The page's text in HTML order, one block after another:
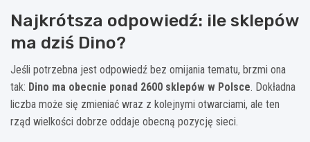
Najkrótsza odpowiedź: ile sklepów
ma dziś Dino?
Jeśli potrzebna jest odpowiedź bez omijania tematu, brzmi ona
tak: Dino ma obecnie ponad 2600 sklepów w Polsce. Dokładna
liczba może się zmieniać wraz z kolejnymi otwarciami, ale ten
rząd wielkości dobrze oddaje obecną pozycję sieci.